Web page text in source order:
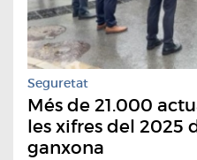
Seguretat
Més de 21.000
les xifres del 2025
ganxona